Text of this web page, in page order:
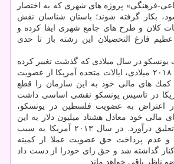
فرهنگی» پروژه های شهری كه به اختصار
بكار گرفته شوند؛ باستان شناسان نقش
كلان و طرح های جامع شهری ایفا كرده و
فارغ التحصیلان این رشته باز تا حدی
در سال میلادی كه گذشت تغییر كرده
است و با اختتام سال ۲۰۱۸ میلادی، ایالات متحده آمریكا از عضویت
های مالی خود به این سازمان را قطع
در تاسیس یونسكو نقشی اساسی داشت
در سال ۲۰۱۱ در اعتراض به عضویت فلسطین در یونسكو،
خود معادل هشتاد میلیون دلار به این
سازمان را به حالت تعلیق درآورد. در سال ۲۰۱۳ آمریكا به سبب
عدم پرداخت حق عضویت عملا از كمیته
گذاشته شد و حق رای خودرا از دست داد
ناظر باقی خواهد ماند.